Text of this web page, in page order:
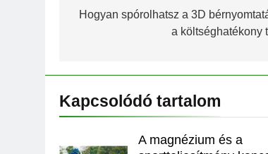
navigáció
Hogyan spórolhatsz a 3D
a költséghatékony
Kapcsolódó tartalom
A magnézium és a